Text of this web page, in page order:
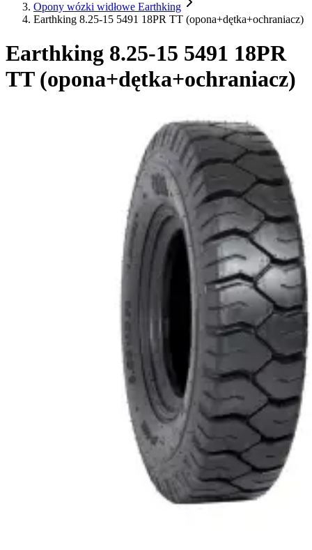
Opony wózki widłowe Earthking
Earthking 8.25-15 5491 18PR TT (opona+dętka+ochraniacz)
Earthking 8.25-15 5491 18PR
TT (opona+dętka+ochraniacz)